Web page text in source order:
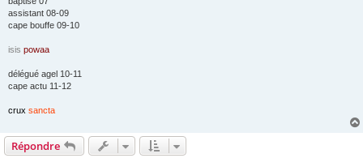
assistant 08-09
cape bouffe 09-10
isis powaa
délégué agel 10-11
cape actu 11-12
crux sancta
Répondre